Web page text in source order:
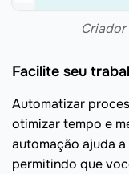
Facilite seu
Automatizar
otimizar tempo e
automação ajuda
permitindo que